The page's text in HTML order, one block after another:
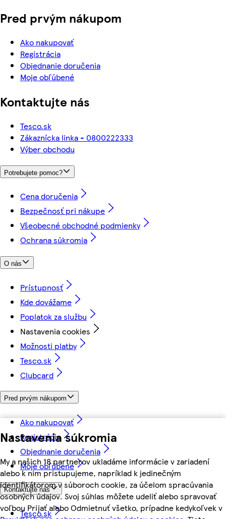
Nastavenia súkromia
My a našich 18 partnerov ukladáme informácie v zariadení
alebo k nim pristupujeme, napríklad k jedinečným
identifikátorom v súboroch cookie, za účelom spracúvania
osobných údajov. Svoj súhlas môžete udeliť alebo spravovať
voľbou Prijať alebo Odmietnuť všetko, prípadne kedykoľvek v
Pred prvým nákupom
Ako nakupovať
Registrácia
Objednanie doručenia
Moje obľúbené
Kontaktujte nás
Tesco.sk
Zákaznícka linka - 0800222333
Výber obchodu
Potrebujete pomoc?
Cena doručenia
Bezpečnosť pri nákupe
Všeobecné obchodné podmienky
Ochrana súkromia
O nás
Prístupnosť
Kde dovážame
Poplatok za službu
Nastavenia cookies
Možnosti platby
Tesco.sk
Clubcard
Pred prvým nákupom
Ako nakupovať
Registrácia
Objednanie doručenia
Moje obľúbené
Kontaktujte nás
Tesco.sk